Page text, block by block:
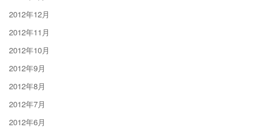
2012年12月
2012年11月
2012年10月
2012年9月
2012年8月
2012年7月
2012年6月